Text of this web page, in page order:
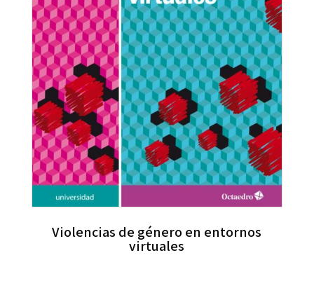
Violencias de género en entornos
virtuales